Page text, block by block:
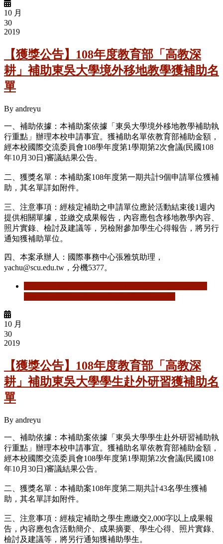
10 月
30
2019
【獲獎公告】108年度教育部「高教深
耕」補助東吳大學境外移地教學獲補助名
單
By andreyu
一、補助依據：本補助案依據「東吳大學境外移地教學補助執
行重點」辦理本校申請事宜。獲補助名單依教育部補助金額，
經本校國際交流委員會108學年度第1學期第2次會議(民國108
年10月30日)審議結果公告。
二、獲獎名單：本補助案108年度第一期共計9個申請單位獲補
助，其名單詳如附件。
三、注意事項：經核定補助之申請單位應於活動結束後1週內
提供相關單據，並繳交成果報告，內容應包含移地教學內容、
照片實錄、檢討及建議等，另檢附參加學生心得報告，將另行
通知獲補助單位。
四、本案承辦人：國際事務中心張雅筑助理，
yachu@scu.edu.tw，分機5377。
10 月
30
2019
【獲獎公告】108年度教育部「高教深
耕」補助東吳大學學生赴外研習獲補助名
單
By andreyu
一、補助依據：本補助案依據「東吳大學學生赴外研習補助執
行重點」辦理本校申請事宜。獲補助名單依教育部補助金額，
經本校國際交流委員會108學年度第1學期第2次會議(民國108
年10月30日)審議結果公告。
二、獲獎名單：本補助案108年度第二期共計43名學生獲補
助，其名單詳如附件。
三、注意事項：經核定補助之學生應繳交2,000字以上成果報
告，內容應包含活動簡介、成果摘要、學生心得、照片實錄、
檢討及建議等，將另行通知獲補助學生。